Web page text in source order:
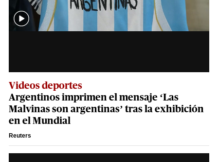
Videos deportes
Argentinos imprimen el mensaje ‘Las
Malvinas son argentinas’ tras la exhibición
en el Mundial
Reuters